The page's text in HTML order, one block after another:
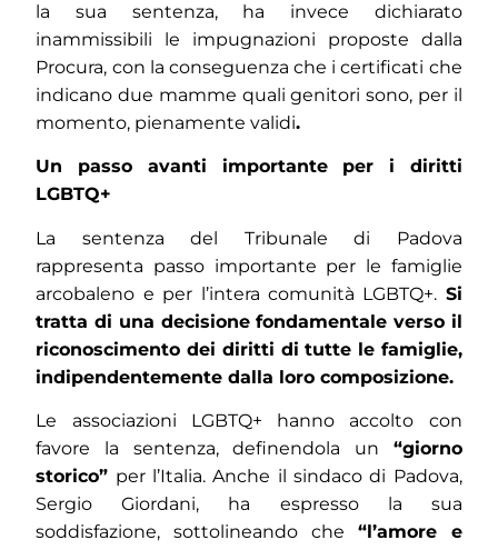
la sua sentenza, ha invece dichiarato
inammissibili le impugnazioni proposte dalla
Procura, con la conseguenza che i certificati che
indicano due mamme quali genitori sono, per il
momento, pienamente validi.
Un passo avanti importante per i diritti
LGBTQ+
La sentenza del Tribunale di Padova
rappresenta passo importante per le famiglie
arcobaleno e per l’intera comunità LGBTQ+. Si
tratta di una decisione fondamentale verso il
riconoscimento dei diritti di tutte le famiglie,
indipendentemente dalla loro composizione.
Le associazioni LGBTQ+ hanno accolto con
favore la sentenza, definendola un “giorno
storico” per l’Italia. Anche il sindaco di Padova,
Sergio Giordani, ha espresso la sua
soddisfazione, sottolineando che “l’amore e